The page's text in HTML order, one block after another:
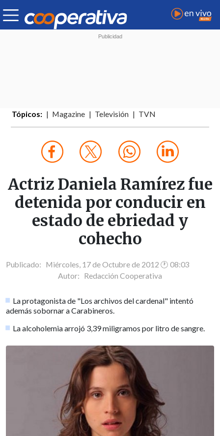
Tópicos: Magazine Televisión TVN
Actriz Daniela Ramírez fue
detenida por conducir en
estado de ebriedad y
cohecho
Publicado: Miércoles, 17 de Octubre de 2012 🕐 08:03
Autor: Redacción Cooperativa
La protagonista de "Los archivos del cardenal" intentó
además sobornar a Carabineros.
La alcoholemia arrojó 3,39 miligramos por litro de sangre.